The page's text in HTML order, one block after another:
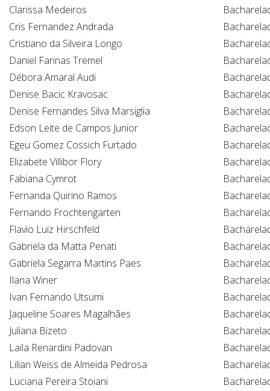
Clarissa Medeiros
Cris Fernandez Andrada
Cristiano da Silveira Longo
Daniel Farinas Tremel
Débora Amaral Audi
Denise Bacic Kravosac
Denise Fernandes Silva Marsiglia
Edson Leite de Campos Junior
Egeu Gomez Cossich Furtado
Elizabete Villibor Flory
Fabiana Cymrot
Fernanda Quirino Ramos
Fernando Frochtengarten
Flavio Luiz Hirschfeld
Gabriela da Matta Penati
Gabriela Segarra Martins Paes
Ilana Winer
Ivan Fernando Utsumi
Jaqueline Soares Magalhães
Juliana Bizeto
Laila Renardini Padovan
Lilian Weiss de Almeida Pedrosa
Luciana Pereira Stoiani